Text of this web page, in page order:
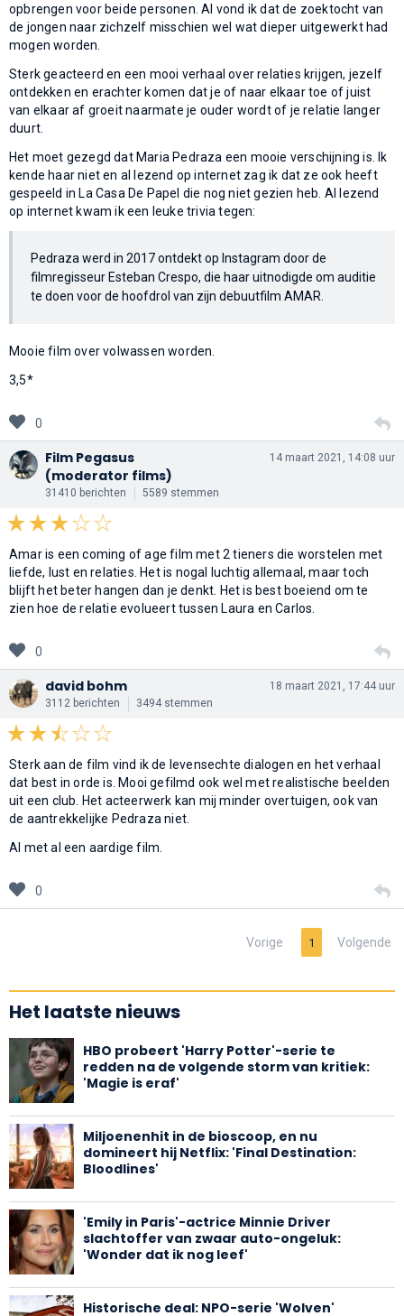
opbrengen voor beide personen. Al vond ik dat de zoektocht van
de jongen naar zichzelf misschien wel wat dieper uitgewerkt had
mogen worden.
Sterk geacteerd en een mooi verhaal over relaties krijgen, jezelf
ontdekken en erachter komen dat je of naar elkaar toe of juist
van elkaar af groeit naarmate je ouder wordt of je relatie langer
duurt.
Het moet gezegd dat Maria Pedraza een mooie verschijning is. Ik
kende haar niet en al lezend op internet zag ik dat ze ook heeft
gespeeld in La Casa De Papel die nog niet gezien heb. Al lezend
op internet kwam ik een leuke trivia tegen:
Pedraza werd in 2017 ontdekt op Instagram door de
filmregisseur Esteban Crespo, die haar uitnodigde om auditie
te doen voor de hoofdrol van zijn debuutfilm AMAR.
Mooie film over volwassen worden.
3,5*
0
Film Pegasus
(moderator films)
31410 berichten 5589 stemmen
14 maart 2021, 14:08 uur
Amar is een coming of age film met 2 tieners die worstelen met
liefde, lust en relaties. Het is nogal luchtig allemaal, maar toch
blijft het beter hangen dan je denkt. Het is best boeiend om te
zien hoe de relatie evolueert tussen Laura en Carlos.
0
david bohm
3112 berichten 3494 stemmen
18 maart 2021, 17:44 uur
Sterk aan de film vind ik de levensechte dialogen en het verhaal
dat best in orde is. Mooi gefilmd ook wel met realistische beelden
uit een club. Het acteerwerk kan mij minder overtuigen, ook van
de aantrekkelijke Pedraza niet.
Al met al een aardige film.
0
Vorige 1 Volgende
Het laatste nieuws
HBO probeert 'Harry Potter'-serie te
redden na de volgende storm van kritiek:
'Magie is eraf'
Miljoenenhit in de bioscoop, en nu
domineert hij Netflix: 'Final Destination:
Bloodlines'
'Emily in Paris'-actrice Minnie Driver
slachtoffer van zwaar auto-ongeluk:
'Wonder dat ik nog leef'
Historische deal: NPO-serie 'Wolven'